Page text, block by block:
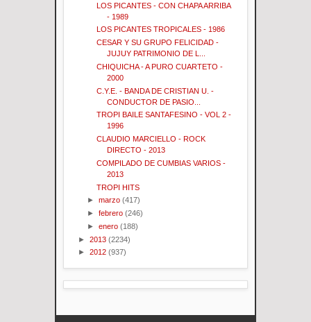
LOS PICANTES - CON CHAPA ARRIBA
- 1989
LOS PICANTES TROPICALES - 1986
CESAR Y SU GRUPO FELICIDAD -
JUJUY PATRIMONIO DE L...
CHIQUICHA - A PURO CUARTETO -
2000
C.Y.E. - BANDA DE CRISTIAN U. -
CONDUCTOR DE PASIO...
TROPI BAILE SANTAFESINO - VOL 2 -
1996
CLAUDIO MARCIELLO - ROCK
DIRECTO - 2013
COMPILADO DE CUMBIAS VARIOS -
2013
TROPI HITS
►marzo (417)
►febrero (246)
►enero (188)
► 2013 (2234)
► 2012 (937)